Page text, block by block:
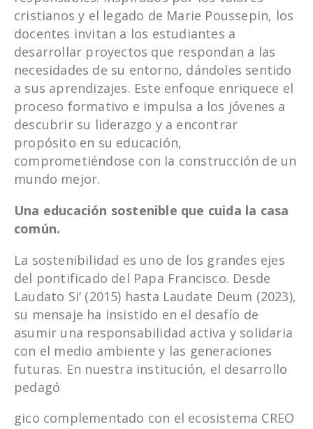
cristianos y el legado de Marie Poussepin, los
docentes invitan a los estudiantes a
desarrollar proyectos que respondan a las
necesidades de su entorno, dándoles sentido
a sus aprendizajes. Este enfoque enriquece el
proceso formativo e impulsa a los jóvenes a
descubrir su liderazgo y a encontrar
propósito en su educación,
comprometiéndose con la construcción de un
mundo mejor.
Una educación sostenible que cuida la casa
común.
La sostenibilidad es uno de los grandes ejes
del pontificado del Papa Francisco. Desde
Laudato Si’ (2015) hasta Laudate Deum (2023),
su mensaje ha insistido en el desafío de
asumir una responsabilidad activa y solidaria
con el medio ambiente y las generaciones
futuras. En nuestra institución, el desarrollo
pedagó
gico complementado con el ecosistema CREO